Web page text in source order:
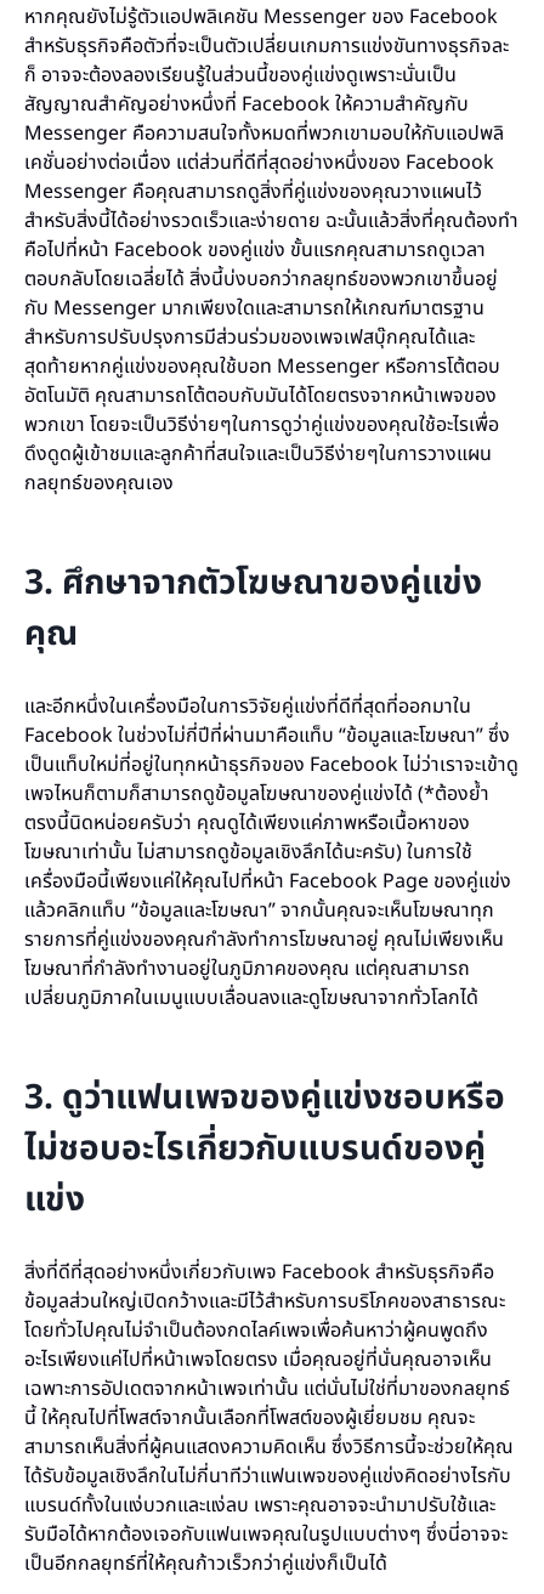
หากคุณยังไม่รู้ตัวแอปพลิเคชัน Messenger ของ Facebook
สำหรับธุรกิจคือตัวที่จะเป็นตัวเปลี่ยนเกมการแข่งขันทางธุรกิจละ
ก็ อาจจะต้องลองเรียนรู้ในส่วนนี้ของคู่แข่งดูเพราะนั่นเป็น
สัญญาณสำคัญอย่างหนึ่งที่ Facebook ให้ความสำคัญกับ
Messenger คือความสนใจทั้งหมดที่พวกเขามอบให้กับแอปพลิ
เคชั่นอย่างต่อเนื่อง แต่ส่วนที่ดีที่สุดอย่างหนึ่งของ Facebook
Messenger คือคุณสามารถดูสิ่งที่คู่แข่งของคุณวางแผนไว้
สำหรับสิ่งนี้ได้อย่างรวดเร็วและง่ายดาย ฉะนั้นแล้วสิ่งที่คุณต้องทำ
คือไปที่หน้า Facebook ของคู่แข่ง ขั้นแรกคุณสามารถดูเวลา
ตอบกลับโดยเฉลี่ยได้ สิ่งนี้บ่งบอกว่ากลยุทธ์ของพวกเขาขึ้นอยู่
กับ Messenger มากเพียงใดและสามารถให้เกณฑ์มาตรฐาน
สำหรับการปรับปรุงการมีส่วนร่วมของเพจเฟสบุ๊กคุณได้และ
สุดท้ายหากคู่แข่งของคุณใช้บอท Messenger หรือการโต้ตอบ
อัตโนมัติ คุณสามารถโต้ตอบกับมันได้โดยตรงจากหน้าเพจของ
พวกเขา โดยจะเป็นวิธีง่ายๆในการดูว่าคู่แข่งของคุณใช้อะไรเพื่อ
ดึงดูดผู้เข้าชมและลูกค้าที่สนใจและเป็นวิธีง่ายๆในการวางแผน
กลยุทธ์ของคุณเอง
3. ศึกษาจากตัวโฆษณาของคู่แข่ง
คุณ
และอีกหนึ่งในเครื่องมือในการวิจัยคู่แข่งที่ดีที่สุดที่ออกมาใน
Facebook ในช่วงไม่กี่ปีที่ผ่านมาคือแท็บ “ข้อมูลและโฆษณา” ซึ่ง
เป็นแท็บใหม่ที่อยู่ในทุกหน้าธุรกิจของ Facebook ไม่ว่าเราจะเข้าดู
เพจไหนก็ตามก็สามารถดูข้อมูลโฆษณาของคู่แข่งได้ (*ต้องย้ำ
ตรงนี้นิดหน่อยครับว่า คุณดูได้เพียงแค่ภาพหรือเนื้อหาของ
โฆษณาเท่านั้น ไม่สามารถดูข้อมูลเชิงลึกได้นะครับ) ในการใช้
เครื่องมือนี้เพียงแค่ให้คุณไปที่หน้า Facebook Page ของคู่แข่ง
แล้วคลิกแท็บ “ข้อมูลและโฆษณา” จากนั้นคุณจะเห็นโฆษณาทุก
รายการที่คู่แข่งของคุณกำลังทำการโฆษณาอยู่ คุณไม่เพียงเห็น
โฆษณาที่กำลังทำงานอยู่ในภูมิภาคของคุณ แต่คุณสามารถ
เปลี่ยนภูมิภาคในเมนูแบบเลื่อนลงและดูโฆษณาจากทั่วโลกได้
3. ดูว่าแฟนเพจของคู่แข่งชอบหรือ
ไม่ชอบอะไรเกี่ยวกับแบรนด์ของคู่
แข่ง
สิ่งที่ดีที่สุดอย่างหนึ่งเกี่ยวกับเพจ Facebook สำหรับธุรกิจคือ
ข้อมูลส่วนใหญ่เปิดกว้างและมีไว้สำหรับการบริโภคของสาธารณะ
โดยทั่วไปคุณไม่จำเป็นต้องกดไลค์เพจเพื่อค้นหาว่าผู้คนพูดถึง
อะไรเพียงแค่ไปที่หน้าเพจโดยตรง เมื่อคุณอยู่ที่นั่นคุณอาจเห็น
เฉพาะการอัปเดตจากหน้าเพจเท่านั้น แต่นั่นไม่ใช่ที่มาของกลยุทธ์
นี้ ให้คุณไปที่โพสต์จากนั้นเลือกที่โพสต์ของผู้เยี่ยมชม คุณจะ
สามารถเห็นสิ่งที่ผู้คนแสดงความคิดเห็น ซึ่งวิธีการนี้จะช่วยให้คุณ
ได้รับข้อมูลเชิงลึกในไม่กี่นาทีว่าแฟนเพจของคู่แข่งคิดอย่างไรกับ
แบรนด์ทั้งในแง่บวกและแง่ลบ เพราะคุณอาจจะนำมาปรับใช้และ
รับมือได้หากต้องเจอกับแฟนเพจคุณในรูปแบบต่างๆ ซึ่งนี่อาจจะ
เป็นอีกกลยุทธ์ที่ให้คุณก้าวเร็วกว่าคู่แข่งก็เป็นได้